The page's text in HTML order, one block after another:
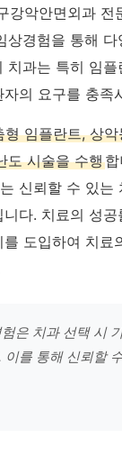
강악안면외과 전
상경험을 통해 다
치과는 특히 임플
의 요구를 충족
형 임플란트, 상
도 시술을 수행
신뢰할 수 있는
다. 치료의 성공
도입하여 치료
은 치과 선택 시
이를 통해 신뢰할